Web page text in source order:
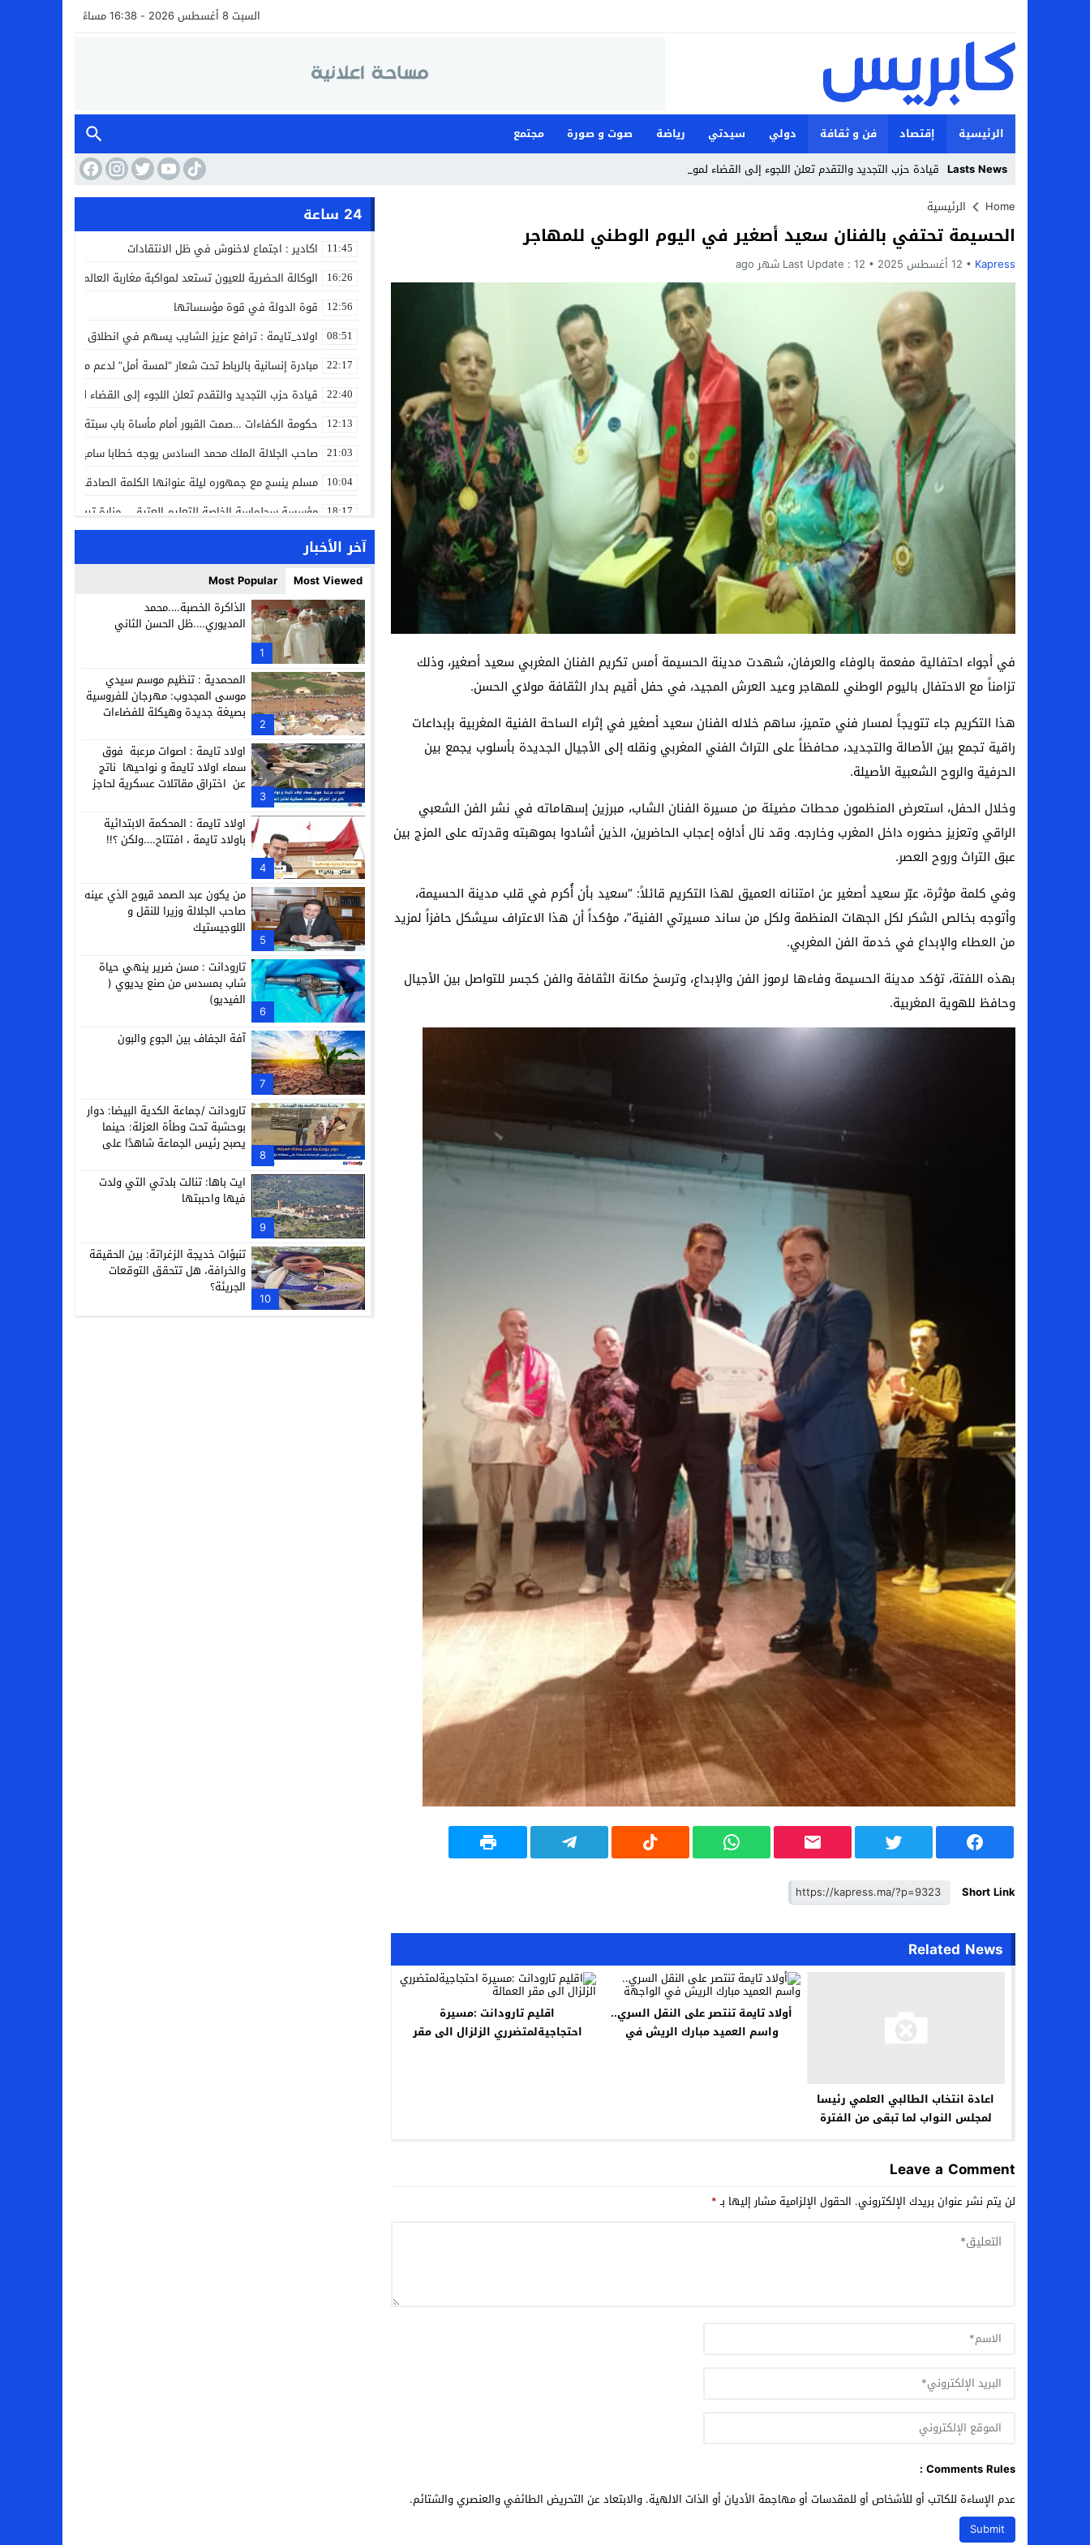
السبت 8 أغسطس 2026 - 16:38 مساءً
الرئيسية إقتصاد فن و ثقافة دولي سيدتي رياضة صوت و صورة
مجتمع
Lasts News قيادة حزب التجديد والتقدم تعلن اللجوء إلى القضاء لمواجهة ما وصفته _
Stop
Previous
Next
Home الرئيسية
الحسيمة تحتفي بالفنان سعيد أصغير في اليوم الوطني للمهاجر
Kapress 12 أغسطس 2025 Last Update : 12 شهر ago
في أجواء احتفالية مفعمة بالوفاء والعرفان، شهدت مدينة الحسيمة أمس تكريم الفنان المغربي سعيد أصغير، وذلك
تزامناً مع الاحتفال باليوم الوطني للمهاجر وعيد العرش المجيد، في حفل أقيم بدار الثقافة مولاي الحسن.
هذا التكريم جاء تتويجاً لمسار فني متميز، ساهم خلاله الفنان سعيد أصغير في إثراء الساحة الفنية المغربية بإبداعات
راقية تجمع بين الأصالة والتجديد، محافظاً على التراث الفني المغربي ونقله إلى الأجيال الجديدة بأسلوب يجمع بين
الحرفية والروح الشعبية الأصيلة.
وخلال الحفل، استعرض المنظمون محطات مضيئة من مسيرة الفنان الشاب، مبرزين إسهاماته في نشر الفن الشعبي
الراقي وتعزيز حضوره داخل المغرب وخارجه. وقد نال أداؤه إعجاب الحاضرين، الذين أشادوا بموهبته وقدرته على المزج بين
عبق التراث وروح العصر.
وفي كلمة مؤثرة، عبّر سعيد أصغير عن امتنانه العميق لهذا التكريم قائلاً: “سعيد بأن أُكرم في قلب مدينة الحسيمة،
وأتوجه بخالص الشكر لكل الجهات المنظمة ولكل من ساند مسيرتي الفنية”، مؤكداً أن هذا الاعتراف سيشكل حافزاً لمزيد
من العطاء والإبداع في خدمة الفن المغربي.
بهذه اللفتة، تؤكد مدينة الحسيمة وفاءها لرموز الفن والإبداع، وترسخ مكانة الثقافة والفن كجسر للتواصل بين الأجيال
وحافظ للهوية المغربية.
Short Link
Related News
اعادة انتخاب الطالبي العلمي رئيسا
لمجلس النواب لما تبقى من الفترة
أولاد تايمة تنتصر على النقل السري..
واسم العميد مبارك الريش في
اقليم تارودانت :مسيرة
احتجاجيةلمتضرري الزلزال الى مقر
Leave a Comment
لن يتم نشر عنوان بريدك الإلكتروني. الحقول الإلزامية مشار إليها بـ*
Comments Rules :
عدم الإساءة للكاتب أو للأشخاص أو للمقدسات أو مهاجمة الأديان أو الذات الالهية. والابتعاد عن التحريض الطائفي والعنصري والشتائم.
24 ساعة
11:45 اكادير : اجتماع لاخنوش في ظل الانتقادات
16:26 الوكالة الحضرية للعيون تستعد لمواكبة مغاربة العالم خلال مقامهم
12:56 قوة الدولة في قوة مؤسساتها
08:51 اولاد_تايمة : ترافع عزيز الشايب يسهم في انطلاق مشروع مائي
22:17 مبادرة إنسانية بالرباط تحت شعار “لمسة أمل” لدعم مرضى السرطان
22:40 قيادة حزب التجديد والتقدم تعلن اللجوء إلى القضاء لمواجهة ما
12:13 حكومة الكفاءات …صمت القبور أمام مأساة باب سبتة
21:03 صاحب الجلالة الملك محمد السادس يوجه خطابا ساميا إلى الأمة
10:04 مسلم ينسج مع جمهوره ليلة عنوانها الكلمة الصادقة في مهرجان
18:17 مؤسسة سجلماسة الخاصة للتعليم العتيق… منارة تربوية تجمع بين
14:57 إحياء مشروع الحي الحرفي عنوان لقاء جمع وفد من جمعية التضامن
بن كيران يهاجم “البام”: “حزب الفساد وقياداته انتهى ببعضها في
11:33 كمال محرر يقود استئنافية تارودانت: مسار قضائي راسخ ورؤية
11:05 حبشان وكيلاً عاماً بتارودانت: ترقية جديدة في الحركة القضائية
21:28 حزب الديمقراطيين الجدد يؤسس منظمتي شباب ونساء الصحراء بالعيون
آخر الأخبار
Most Viewed
Most Popular
1
الذاكرة الخصبة….محمد
المديوري….ظل الحسن الثاني
2
المحمدية : تنظيم موسم سيدي
موسى المجدوب: مهرجان للفروسية
بصيغة جديدة وهيكلة للفضاءات
3
اولاد تايمة : اصوات مرعبة فوق
سماء اولاد تايمة و نواحيها ناتج
عن اختراق مقاتلات عسكرية لحاجز
4
اولاد تايمة : المحكمة الابتدائية
باولاد تايمة ، افتتاح….ولكن ؟!!
5
من يكون عبد الصمد قيوح الذي عينه
صاحب الجلالة وزيرا للنقل و
اللوجيستيك
6
تارودانت : مسن ضرير ينهي حياة
شاب بمسدس من صنع يديوي (
الفيديو)
7
آفة الجفاف بين الجوع والبون
8
تارودانت /جماعة الكدية البيضا: دوار
بوحشبة تحت وطأة العزلة: حينما
يصبح رئيس الجماعة شاهدًا على
9
ايت باها: تنالت بلدتي التي ولدت
فيها واحببتها
10
تنبؤات خديجة الزغراتة: بين الحقيقة
والخرافة، هل تتحقق التوقعات
الجريئة؟